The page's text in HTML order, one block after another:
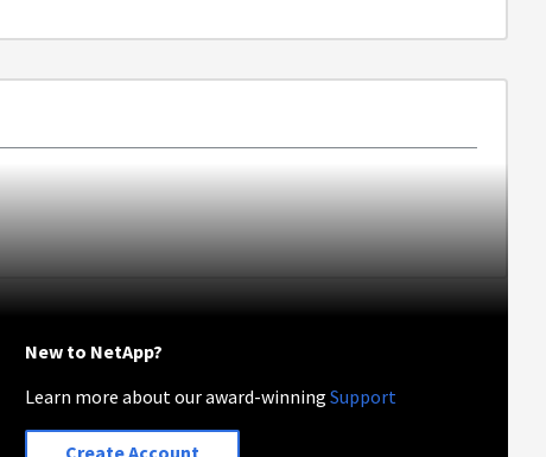
New to NetApp?
Learn more about our award-winningSupport